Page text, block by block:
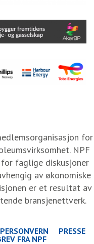
for
NPF
faglige diskusjoner
av økonomiske
er et resultat av
bransjenettverk.
PERSONVERN
PRESSE
FRA NPF